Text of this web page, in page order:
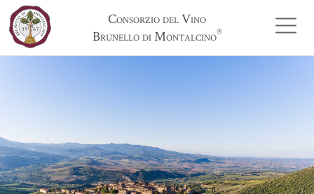
Consorzio del Vino
Brunello di Montalcino®